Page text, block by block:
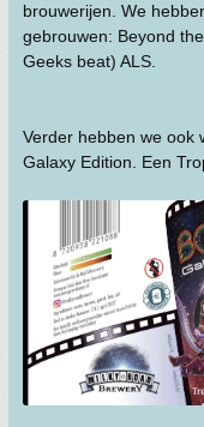
brouwerijen. We
gebrouwen: Beyond
Geeks beat) ALS.
Verder hebben we ook
Galaxy Edition. Een